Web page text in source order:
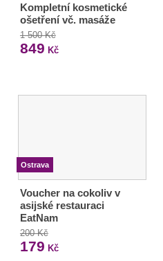
Kompletní kosmetické
ošetření vč. masáže
1 500 Kč
849 Kč
Ostrava
Voucher na cokoliv v
asijské restauraci
EatNam
200 Kč
179 Kč